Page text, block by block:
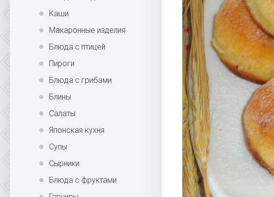
Каши
Макаронные изделия
Блюда с птицей
Пироги
Блюда с грибами
Блины
Салаты
Японская кухня
Супы
Сырники
Блюда с фруктами